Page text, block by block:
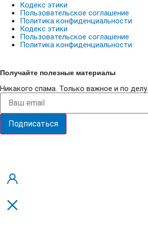
Кодекс этики
Пользовательское соглашение
Политика конфиденциальности
Кодекс этики
Пользовательское соглашение
Политика конфиденциальности
Получайте полезные материалы
Никакого спама. Только важное и по делу.
Подписаться